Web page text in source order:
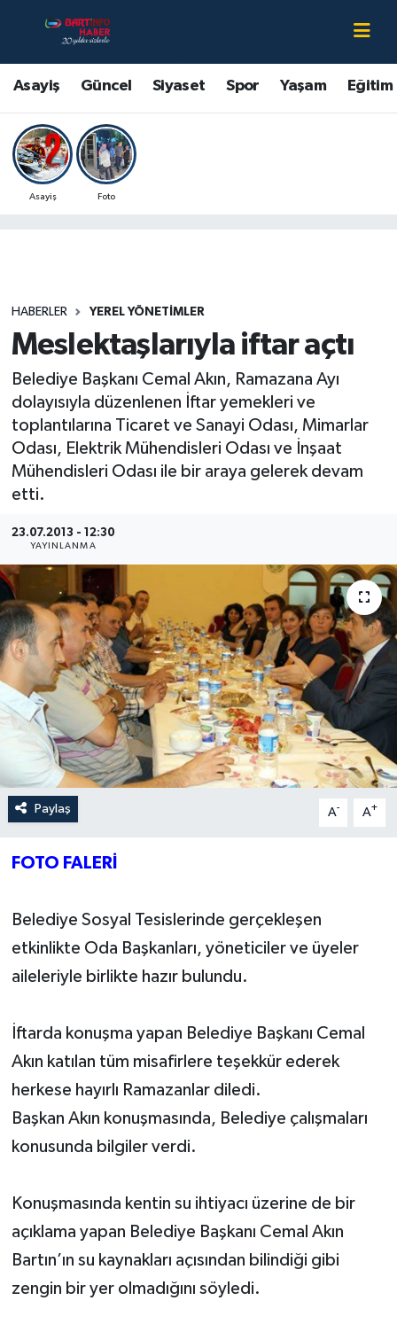
Asayiş Güncel Siyaset Spor Yaşam Eğitim
Asayiş Foto
HABERLER YEREL YÖNETIMLER
Meslektaşlarıyla iftar açtı
Belediye Başkanı Cemal Akın, Ramazana Ayı
dolayısıyla düzenlenen İftar yemekleri ve
toplantılarına Ticaret ve Sanayi Odası, Mimarlar
Odası, Elektrik Mühendisleri Odası ve İnşaat
Mühendisleri Odası ile bir araya gelerek devam
etti.
23.07.2013 - 12:30
YAYINLANMA
Paylaş A- A+
FOTO FALERİ
Belediye Sosyal Tesislerinde gerçekleşen
etkinlikte Oda Başkanları, yöneticiler ve üyeler
aileleriyle birlikte hazır bulundu.
İftarda konuşma yapan Belediye Başkanı Cemal
Akın katılan tüm misafirlere teşekkür ederek
herkese hayırlı Ramazanlar diledi.
Başkan Akın konuşmasında, Belediye çalışmaları
konusunda bilgiler verdi.
Konuşmasında kentin su ihtiyacı üzerine de bir
açıklama yapan Belediye Başkanı Cemal Akın
Bartın’ın su kaynakları açısından bilindiği gibi
zengin bir yer olmadığını söyledi.
Asayiş
Bartın Hakkında
Çevre
Eğitim
Kültür-Sanat
Magazin
Medya
Sağlık
Sivil Toplum
Siyaset
Spor
Tarım
Turizm
Yaşam
YEREL
Bartın Nöbetçi Eczaneler
Bartın Hava Durumu
Bartin Namaz Vakitleri
Bartın Trafik Yoğunluk Haritası
Son Dakika Haberleri
Haber Arşivi